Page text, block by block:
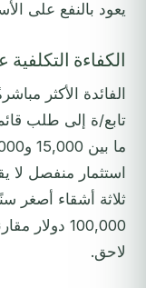
يعود بالنفع على
الكفاءة
الفائدة الأكثر
تابع/ة إلى طلب
ثلاثة أشقاء أصغر
100,000
لاحق.